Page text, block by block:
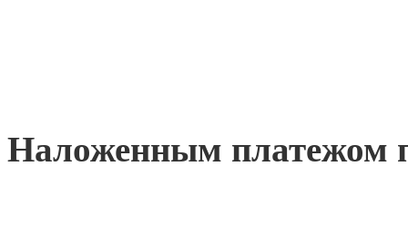
Наложенным платежом